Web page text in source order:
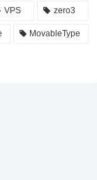
VPS zero3
MovableType